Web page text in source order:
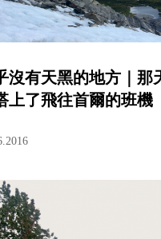
沒有天黑的地方｜那
上了飛往首爾的班機